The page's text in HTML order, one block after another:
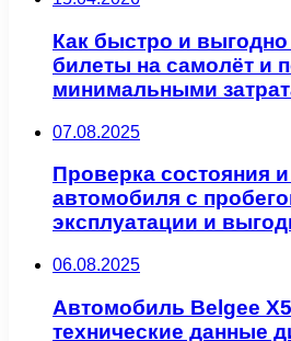
Как быстро и
билеты на самолёт и
минимальными
07.08.2025
Проверка состояния
автомобиля с
эксплуатации и
06.08.2025
Автомобиль Belgee
технические данные